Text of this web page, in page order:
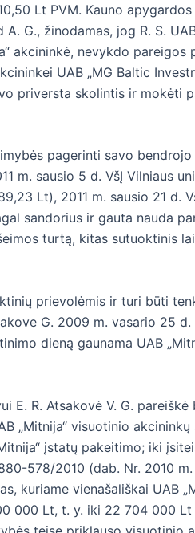
Lt PVM. Kauno
G., žinodamas, jog R. S.
akcininkė, nevykdo pareigos
UAB „MG Baltic
priversta skolintis ir mokėti
pagerinti savo
m. sausio 5 d. VšĮ Vilniaus
Lt), 2011 m. sausio 21 d.
sandorius ir gauta nauda
turtą, kitas sutuoktinis
prievolėmis ir turi būti
G. 2009 m. vasario 25
dieną gaunama UAB
E. R. Atsakovė V. G. pareiškė
„Mitnija“ visuotinio akcininkų
įstatų pakeitimo; iki
578/2010 (dab. Nr. 2010
kuriame vienašališkai UAB
000 Lt, t. y. iki 22 704 000